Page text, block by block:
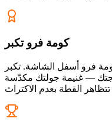
كومة فرو تكبر
فرو أسفل الشاشة. تكبر
— غنيمة جولتك مكدّسة